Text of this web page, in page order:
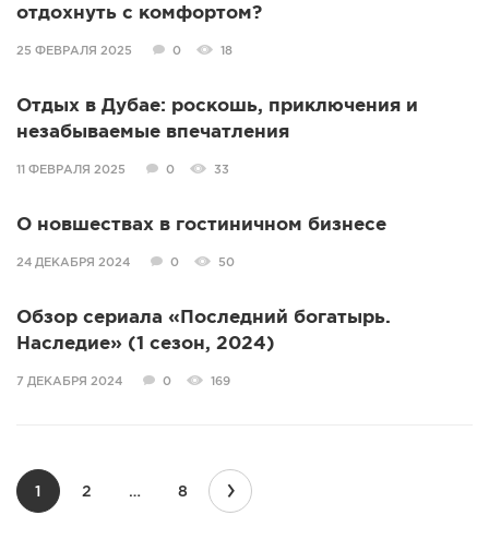
отдохнуть с комфортом?
25 ФЕВРАЛЯ 2025 0 18
Отдых в Дубае: роскошь, приключения и
незабываемые впечатления
11 ФЕВРАЛЯ 2025 0 33
О новшествах в гостиничном бизнесе
24 ДЕКАБРЯ 2024 0 50
Обзор сериала «Последний богатырь.
Наследие» (1 сезон, 2024)
7 ДЕКАБРЯ 2024 0 169
2 … 8 ›